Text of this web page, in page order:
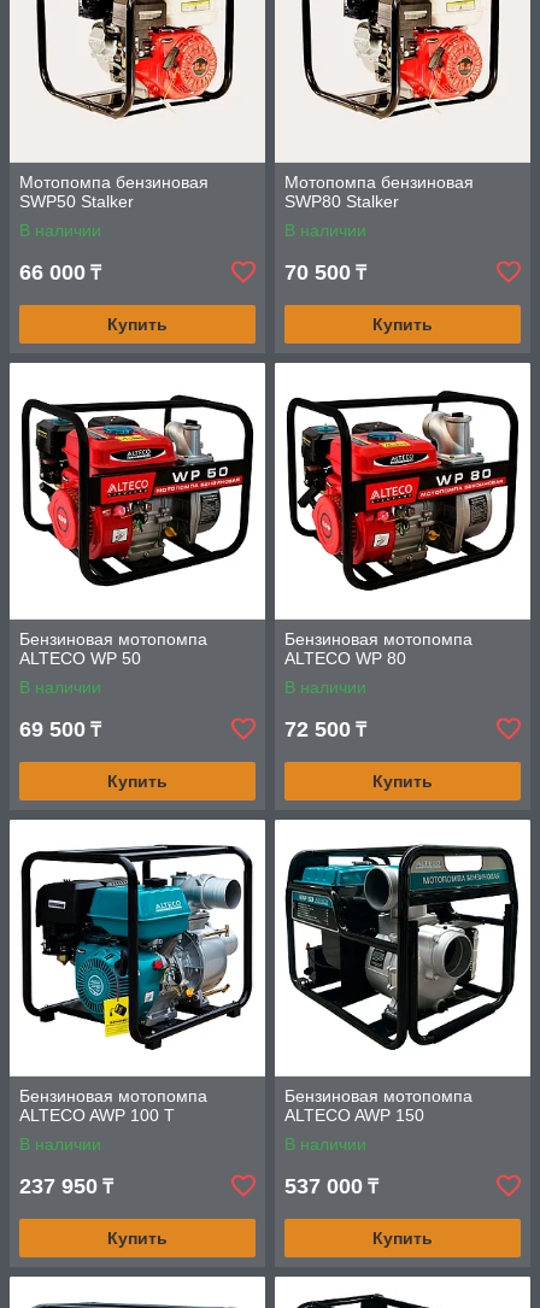
Мотопомпа бензиновая
SWP50 Stalker
В наличии
66 000 ₸
Купить
Мотопомпа бензиновая
SWP80 Stalker
В наличии
70 500 ₸
Купить
Бензиновая мотопомпа
ALTECO WP 50
В наличии
69 500 ₸
Купить
Бензиновая мотопомпа
ALTECO WP 80
В наличии
72 500 ₸
Купить
Бензиновая мотопомпа
ALTECO AWP 100 T
В наличии
237 950 ₸
Купить
Бензиновая мотопомпа
ALTECO AWP 150
В наличии
537 000 ₸
Купить